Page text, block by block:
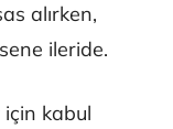
alırken,
ileride.
kabul